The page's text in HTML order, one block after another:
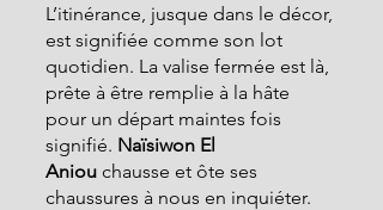
L’itinérance, jusque dans le décor,
est signifiée comme son lot
quotidien. La valise fermée est là,
prête à être remplie à la hâte
pour un départ maintes fois
signifié. Naïsiwon El
Aniou chausse et ôte ses
chaussures à nous en inquiéter.